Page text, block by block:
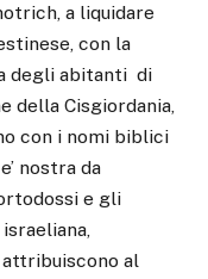
a liquidare
con la
degli abitanti di
della Cisgiordania,
con i nomi biblici
nostra da
e gli
attribuiscono al